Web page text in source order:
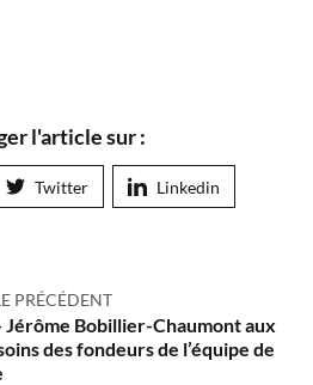
l'article sur :
Twitter Linkedin
PRÉCÉDENT
Jérôme Bobillier-Chaumont aux
des fondeurs de l’équipe de